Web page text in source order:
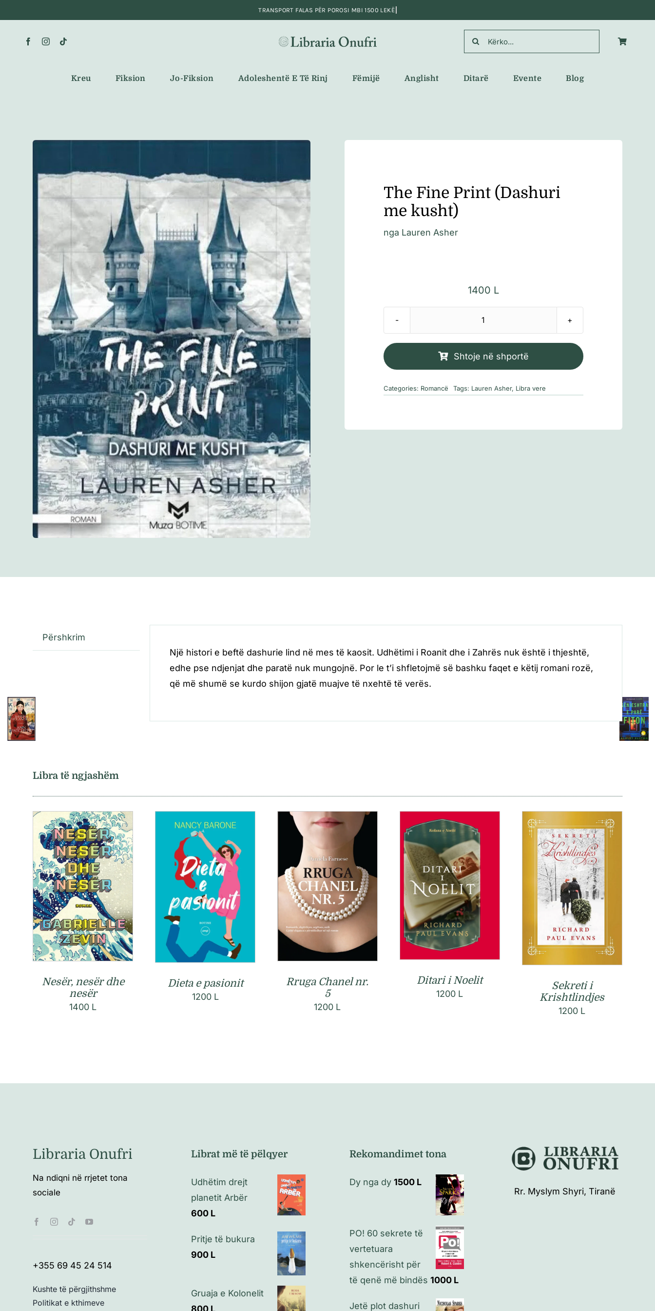
to
content
Search
for:
Kreu Fiksion Jo-Fiksion Adoleshentë E Të Rinj Fëmijë Anglisht Ditarë Evente Blog
The Fine Print (Dashuri
me kusht)
nga Lauren Asher
1400 L
Sasi
Fine
me
Shtoje në shportë
Categories: Romancë Tags: Lauren Asher, Libra vere
Përshkrim
Një histori e beftë dashurie lind në mes të kaosit. Udhëtimi i Roanit dhe i Zahrës nuk është i thjeshtë,
edhe pse ndjenjat dhe paratë nuk mungojnë. Por le t’i shfletojmë së bashku faqet e këtij romani rozë,
që më shumë se kurdo shijon gjatë muajve të nxehtë të verës.
Libra të ngjashëm
Nesër, nesër dhe
nesër
1400 L
Dieta e pasionit
1200 L
Rruga Chanel nr.
5
1200 L
Ditari i Noelit
1200 L
Sekreti i
Krishtlindjes
1200 L
Libraria Onufri
Na ndiqni në rrjetet tona
sociale
+355 69 45 24 514
Kushte të përgjithshme
Politikat e kthimeve
Librat më të pëlqyer
Udhëtim drejt
planetit Arbër
600 L
Pritje të bukura
900 L
Gruaja e Kolonelit
800 L
Rekomandimet tona
Dy nga dy 1500 L
PO! 60 sekrete të
vertetuara
shkencërisht për
të qenë më bindës 1000 L
Jetë plot dashuri
Rr. Myslym Shyri, Tiranë